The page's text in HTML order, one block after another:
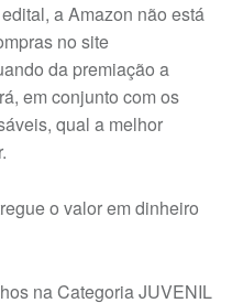
a Amazon não está
no site
da premiação a
em conjunto com os
qual a melhor
o valor em dinheiro
na Categoria JUVENIL